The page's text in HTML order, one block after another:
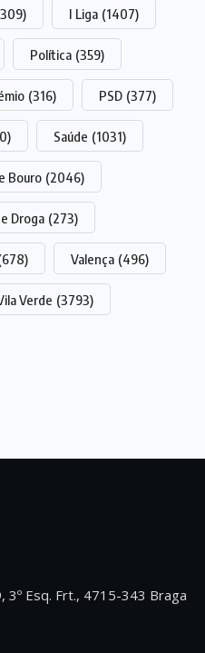
I Liga (1407)
Política (359)
(316) PSD (377)
Saúde (1031)
Bouro (2046)
Droga (273)
Valença (496)
Verde (3793)
3º Esq. Frt., 4715-343 Braga